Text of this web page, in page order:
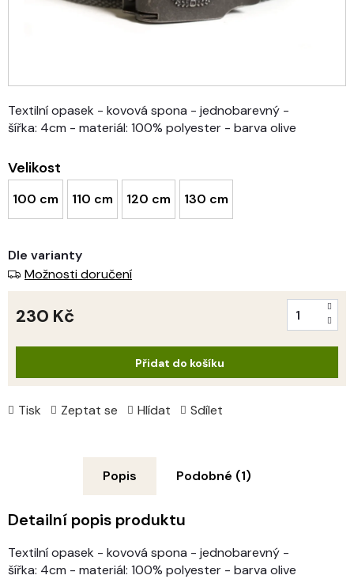
Velikost
100 cm 110 cm 120 cm 130 cm
Textilní opasek - kovová spona - jednobarevný -
šířka: 4cm - materiál: 100% polyester - barva olive
Tisk Zeptat se Hlídat Sdílet
Dle varianty
Možnosti doručení
230 Kč
Přidat do košíku
Popis Podobné (1)
Detailní popis produktu
Textilní opasek - kovová spona - jednobarevný -
šířka: 4cm - materiál: 100% polyester - barva olive